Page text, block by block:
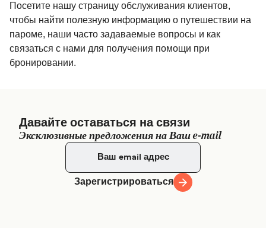
Посетите нашу страницу обслуживания клиентов,
чтобы найти полезную информацию о путешествии на
пароме, наши часто задаваемые вопросы и как
связаться с нами для получения помощи при
бронировании.
Давайте оставаться на связи
Эксклюзивные предложения на Ваш e-mail
Зарегистрироваться